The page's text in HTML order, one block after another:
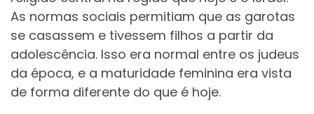
As normas sociais permitiam que as garotas
se casassem e tivessem filhos a partir da
adolescência. Isso era normal entre os judeus
da época, e a maturidade feminina era vista
de forma diferente do que é hoje.